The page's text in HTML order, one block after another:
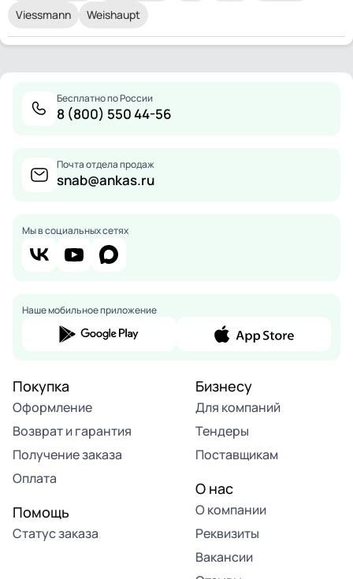
Viessmann
Weishaupt
Бесплатно по России
8 (800) 550 44-56
Почта отдела продаж
snab@ankas.ru
Мы в социальных сетях
Наше мобильное приложение
Покупка
Оформление
Возврат и гарантия
Получение заказа
Оплата
Помощь
Статус заказа
Бизнесу
Для компаний
Тендеры
Поставщикам
О нас
О компании
Реквизиты
Вакансии